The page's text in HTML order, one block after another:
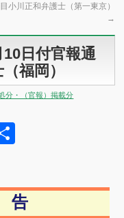
小川正和弁護士（第一東京）
→
日付官報通
福岡）
分・（官報）掲載分
告